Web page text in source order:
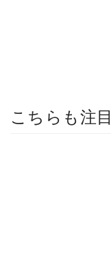
こちらも注目